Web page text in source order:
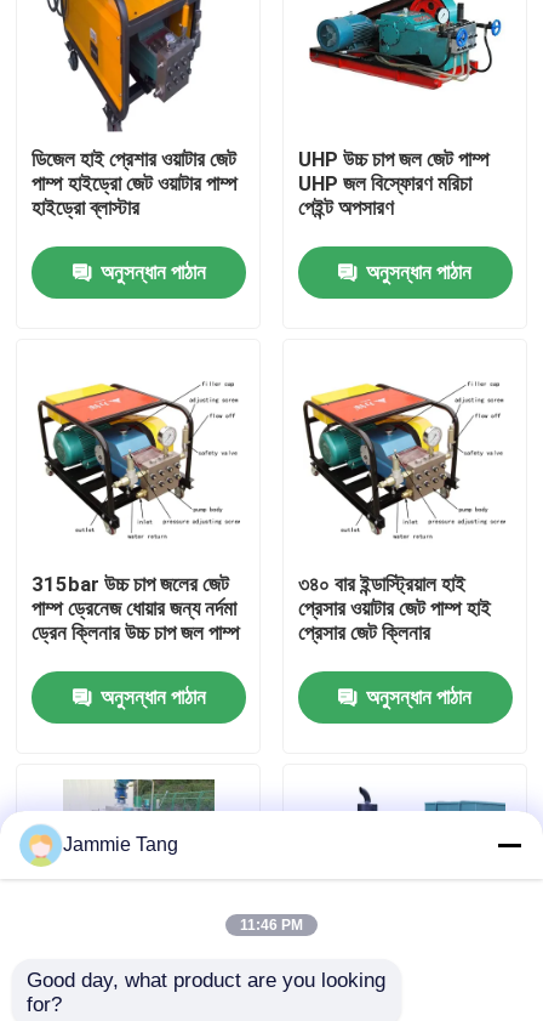
পণ্য
আমাদের সম্বন্ধে
কারখানা পরিদর্শন
গুণমান নিয়ন্ত্রণ
আমাদের সাথে যোগাযোগ
খবর
বৈদ্যুতিক হাইড্রো টেস্ট পাম্প
শিল্প উচ্চ চাপ ক্লিনার
ডিজেল হাই প্রেশার ওয়াটার জেট
পাম্প হাইড্রো জেট ওয়াটার পাম্প
হাইড্রো ব্লাস্টার
অনুসন্ধান পাঠান
UHP উচ্চ চাপ জল জেট পাম্প
UHP জল বিস্ফোরণ মরিচা
পেইন্ট অপসারণ
অনুসন্ধান পাঠান
315bar উচ্চ চাপ জলের জেট
পাম্প ড্রেনেজ ধোয়ার জন্য নর্দমা
ড্রেন ক্লিনার উচ্চ চাপ জল পাম্প
অনুসন্ধান পাঠান
৩৪০ বার ইন্ডাস্ট্রিয়াল হাই
প্রেসার ওয়াটার জেট পাম্প হাই
প্রেসার জেট ক্লিনার
অনুসন্ধান পাঠান
উচ্চ চাপ মিথাইল অ্যালকোহল
Jammie Tang
11:46 PM
Good day, what product are you looking
for?